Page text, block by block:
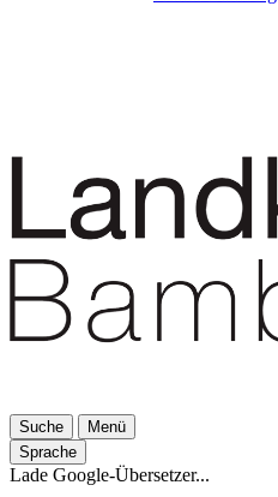
Suche
Menü
Sprache
Lade Google-Übersetzer...